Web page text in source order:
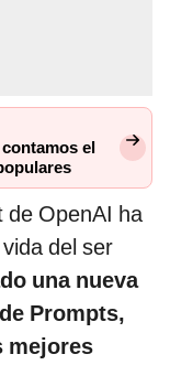
el
de OpenAI ha
del ser
una nueva
Prompts,
mejores